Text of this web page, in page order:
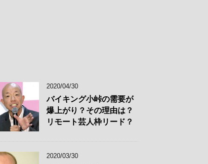
2020/04/30
バイキング小峠の需要が
爆上がり？その理由は？
リモート芸人枠リード？
2020/03/30